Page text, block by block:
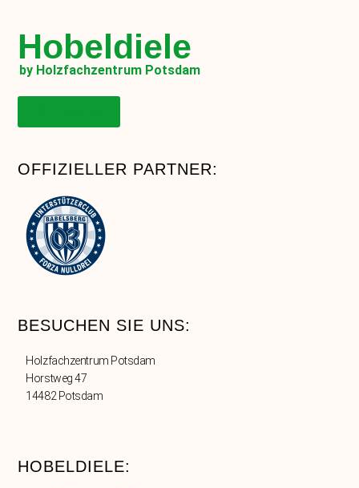
Hobeldiele
by Holzfachzentrum Potsdam
OFFIZIELLER PARTNER:
BESUCHEN SIE UNS:
Holzfachzentrum Potsdam
Horstweg 47
14482 Potsdam
HOBELDIELE: